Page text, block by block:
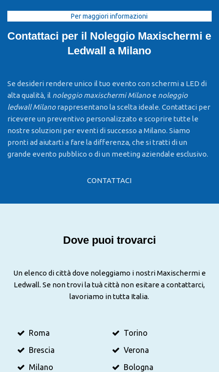
Per maggiori informazioni
Contattaci per il Noleggio Maxischermi e
Ledwall a Milano
Se desideri rendere unico il tuo evento con schermi a LED di
alta qualità, il noleggio maxischermi Milanoe noleggio
ledwall Milanorappresentano la scelta ideale. Contattaci per
ricevere un preventivo personalizzato e scoprire tutte le
nostre soluzioni per eventi di successo a Milano. Siamo
pronti ad aiutarti a fare la differenza, che si tratti di un
grande evento pubblico o di un meeting aziendale esclusivo.
CONTATTACI
Dove puoi trovarci
Un elenco di città dove noleggiamo i nostri Maxischermi e
Ledwall. Se non trovi la tuà città non esitare a contattarci,
lavoriamo in tutta Italia.
Roma
Torino
Brescia
Verona
Milano
Bologna